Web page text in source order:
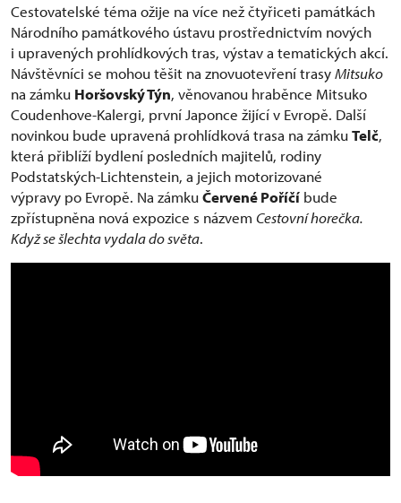
Cestovatelské téma ožije na více než čtyřiceti památkách
Národního památkového ústavu prostřednictvím nových
i upravených prohlídkových tras, výstav a tematických akcí.
Návštěvníci se mohou těšit na znovuotevření trasyMitsuko
na zámku Horšovský Týn, věnovanou hraběnce Mitsuko
Coudenhove-Kalergi, první Japonce žijící v Evropě. Další
novinkou bude upravená prohlídková trasa na zámkuTelč,
která přiblíží bydlení posledních majitelů, rodiny
Podstatských-Lichtenstein, a jejich motorizované
výpravy po Evropě. Na zámkuČervené Poříčí bude
zpřístupněna nová expozice s názvem Cestovní horečka.
Když se šlechta vydala do světa.